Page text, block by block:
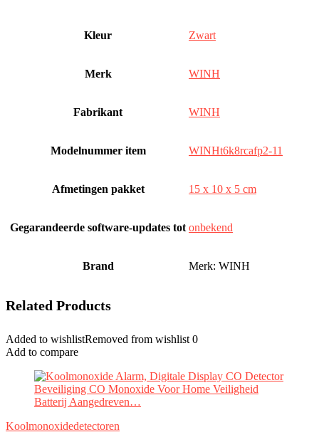
Kleur ‎Zwart
Merk ‎WINH
Fabrikant ‎WINH
Modelnummer item ‎WINHt6k8rcafp2-11
Afmetingen pakket ‎15 x 10 x 5 cm
Gegarandeerde software-updates tot ‎onbekend
Brand Merk: WINH
Related Products
Added to wishlistRemoved from wishlist 0
Add to compare
Koolmonoxidedetectoren